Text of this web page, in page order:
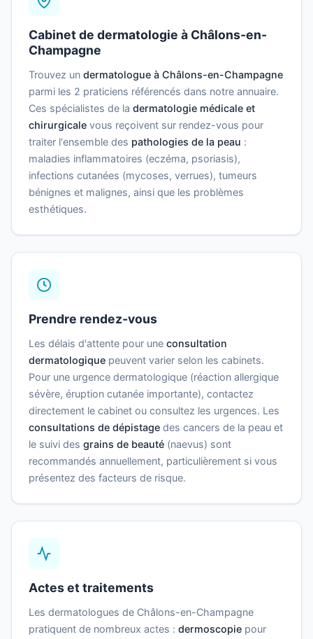
Cabinet de dermatologie à Châlons-en-
Champagne
Trouvez un dermatologue à Châlons-en-Champagne
parmi les 2 praticiens référencés dans notre annuaire.
Ces spécialistes de la dermatologie médicale et
chirurgicale vous reçoivent sur rendez-vous pour
traiter l'ensemble des pathologies de la peau :
maladies inflammatoires (eczéma, psoriasis),
infections cutanées (mycoses, verrues), tumeurs
bénignes et malignes, ainsi que les problèmes
esthétiques.
Prendre rendez-vous
Les délais d'attente pour une consultation
dermatologique peuvent varier selon les cabinets.
Pour une urgence dermatologique (réaction allergique
sévère, éruption cutanée importante), contactez
directement le cabinet ou consultez les urgences. Les
consultations de dépistage des cancers de la peau et
le suivi des grains de beauté (naevus) sont
recommandés annuellement, particulièrement si vous
présentez des facteurs de risque.
Actes et traitements
Les dermatologues de Châlons-en-Champagne
pratiquent de nombreux actes : dermoscopie pour